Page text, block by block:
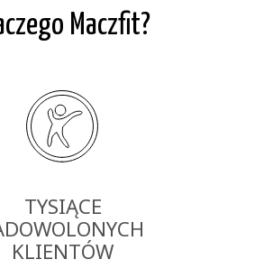
Maczfit?
TYSIĄCE
KLIENTÓW